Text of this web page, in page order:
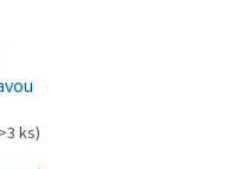
ks)